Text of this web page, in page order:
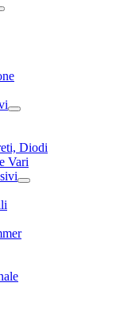
Diodi
Vari